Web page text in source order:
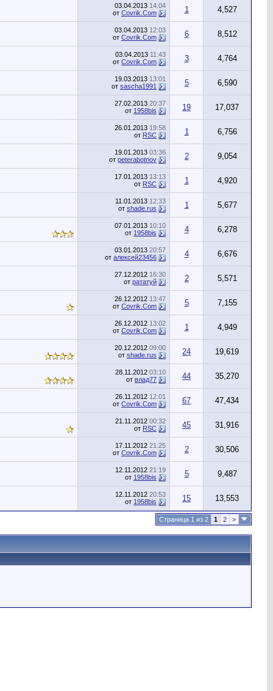
03.04.2013 14:04
от Сovrik.Com 1 4,527
03.04.2013 12:03
от Сovrik.Com 6 8,512
03.04.2013 11:43
от Сovrik.Com 3 4,764
19.03.2013 13:01
от sascha1991 5 6,590
27.02.2013 20:37
от 1958bis 19 17,037
26.01.2013 19:58
от RSC 1 6,756
19.01.2013 03:36
от peterabotnov 2 9,054
17.01.2013 13:13
от RSC 1 4,920
11.01.2013 12:33
от shade.rus 1 5,677
07.01.2013 10:10
от 1958bis 4 6,278
03.01.2013 20:57
от алексей23456 4 6,676
27.12.2012 16:30
от рататуй 2 5,571
26.12.2012 13:47
от Сovrik.Com 5 7,155
26.12.2012 13:02
от Сovrik.Com 1 4,949
20.12.2012 09:00
от shade.rus 24 19,619
28.11.2012 03:10
от влад77 44 35,270
26.11.2012 12:01
от Сovrik.Com 67 47,434
21.11.2012 00:32
от RSC 45 31,916
17.11.2012 21:25
от Сovrik.Com 2 30,506
12.11.2012 21:19
от 1958bis 5 9,487
12.11.2012 20:53
от 1958bis 15 13,553
Страница 1 из 2 1 2 >